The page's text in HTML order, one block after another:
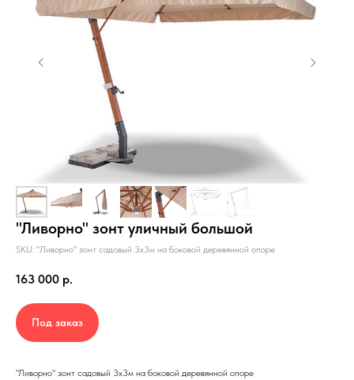
"Ливорно" зонт уличный большой
SKU: "Ливорно" зонт садовый 3х3м на боковой деревянной опоре
163 000 р.
Под заказ
"Ливорно" зонт садовый 3х3м на боковой деревянной опоре